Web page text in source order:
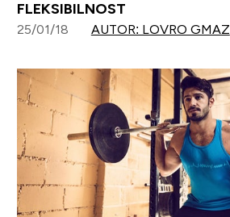
FLEKSIBILNOST
25/01/18 AUTOR: LOVRO GMAZ